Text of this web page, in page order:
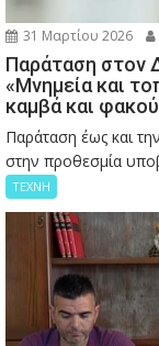
31 Μαρτίου 2026
Παράταση στον
«Μνημεία και
καμβά και
Παράταση έως και
στην προθεσμία
ΤΕΧΝΗ